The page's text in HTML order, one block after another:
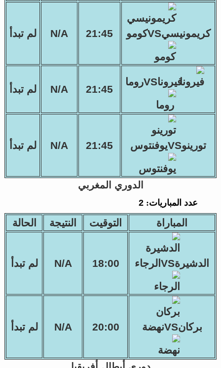
كريمونيسيVSكومو 21:45
N/A لم تبدأ
فيروناVSروما
21:45
N/A لم تبدأ
تورينوVSيوفنتوس 21:45
N/A لم تبدأ
الدوري المغربي
عدد المباريات:2
المباراة التوقيت النتيجة الحالة
الدشيرةVSالرجاء 18:00
N/A لم تبدأ
بركانVSنهضة 20:00
N/A لم تبدأ